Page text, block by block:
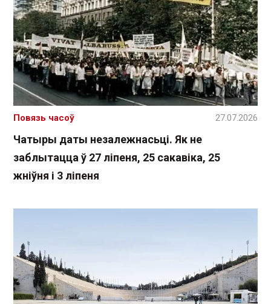
Чатыры даты незалежнасьці. Як не
заблытацца ў 27 ліпеня, 25 сакавіка, 25
жніўня і 3 ліпеня
Повязь часоў 27.07.2026